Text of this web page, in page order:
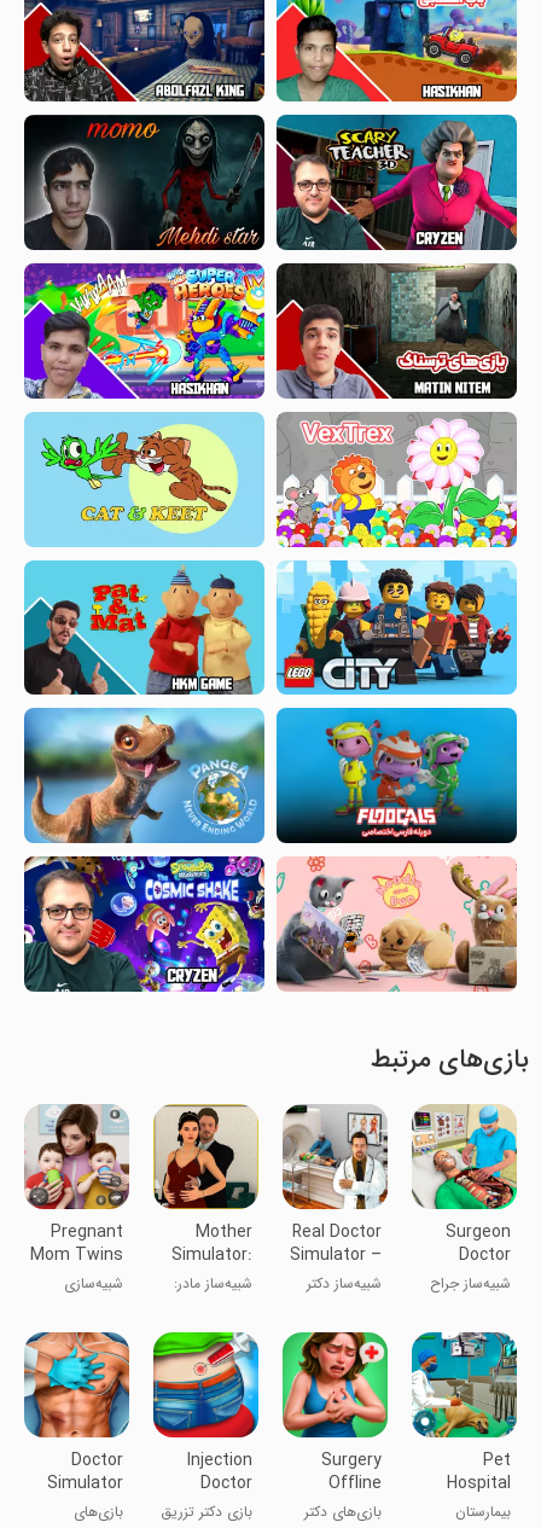
بازی‌های مرتبط
Surgeon
Doctor
Simulator
شبیه‌ساز جراح
Real Doctor
Simulator –
ER
Emergency
2020
شبیه‌ساز دکتر
بازی‌های
اورژانس 2020
Mother
Simulator:
Babysitter
شبیه‌ساز مادر:
Pregnant
Mom Twins
Life Sim 3D
شبیه‌سازی
باردار دوقلوها
3D
Pet
Hospital
Vet Clinic
بیمارستان
Surgery
Offline
Doctor
بازی‌های دکتر
Injection
Doctor
Hospital
بازی دکتر تزریق
Doctor
Simulator
Surgeon
بازی‌های